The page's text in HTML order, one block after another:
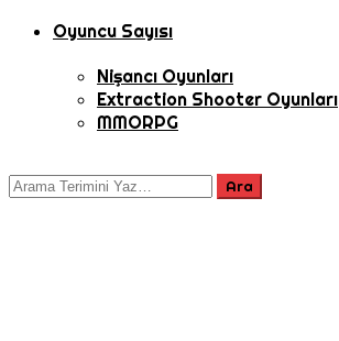
Oyuncu Sayısı
Nişancı Oyunları
Extraction Shooter Oyunları
MMORPG